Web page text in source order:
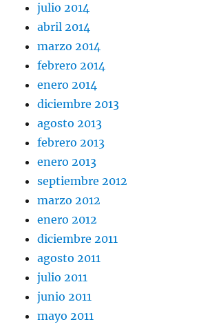
julio 2014
abril 2014
marzo 2014
febrero 2014
enero 2014
diciembre 2013
agosto 2013
febrero 2013
enero 2013
septiembre 2012
marzo 2012
enero 2012
diciembre 2011
agosto 2011
julio 2011
junio 2011
mayo 2011